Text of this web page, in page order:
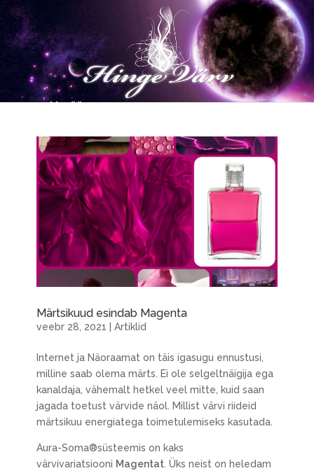
Märtsikuud esindab Magenta
veebr 28, 2021 Artiklid
Internet ja Näoraamat on täis igasugu ennustusi,
milline saab olema märts. Ei ole selgeltnäigija ega
kanaldaja, vähemalt hetkel veel mitte, kuid saan
jagada toetust värvide näol. Millist värvi riideid
märtsikuu energiatega toimetulemiseks kasutada.
Aura-Soma®süsteemis on kaks
värvivariatsiooni Magentat. Üks neist on heledam